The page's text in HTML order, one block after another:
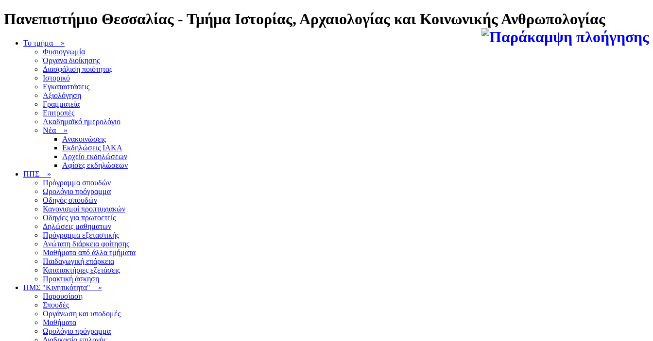
Πανεπιστήμιο Θεσσαλίας - Τμήμα Ιστορίας, Αρχαιολογίας και Κοινωνικής Ανθρωπολογίας
Το τμήμα »
Φυσιογνωμία
Όργανα διοίκησης
Διασφάλιση ποιότητας
Ιστορικό
Εγκαταστάσεις
Αξιολόγηση
Γραμματεία
Επιτροπές
Ακαδημαϊκό ημερολόγιο
Νέα »
Ανακοινώσεις
Εκδηλώσεις ΙΑΚΑ
Αρχείο εκδηλώσεων
Αφίσες εκδηλώσεων
ΠΠΣ »
Πρόγραμμα σπουδών
Ωρολόγιο πρόγραμμα
Οδηγός σπουδών
Κανονισμοί προπτυχιακών
Οδηγίες για πρωτοετείς
Δηλώσεις μαθηματων
Πρόγραμμα εξεταστικής
Ανώτατη διάρκεια φοίτησης
Μαθήματα από άλλα τμήματα
Παιδαγωγική επάρκεια
Κατατακτήριες εξετάσεις
Πρακτική άσκηση
ΠΜΣ "Κινητικότητα" »
Παρουσίαση
Σπουδές
Οργάνωση και υποδομές
Μαθήματα
Ωρολόγιο πρόγραμμα